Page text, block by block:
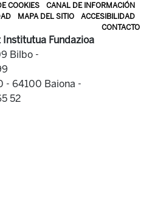
COOKIES
CANAL DE INFORMACIÓN
MAPA DEL SITIO
ACCESIBILIDAD
CONTACTO
Institutua Fundazioa
Bilbo -
- 64100 Baiona -
52